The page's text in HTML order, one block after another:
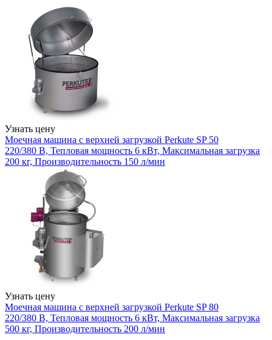
Узнать цену
Моечная машина с верхней загрузкой Perkute SP 50
220/380 В, Тепловая мощность 6 кВт, Максимальная загрузка
200 кг, Производительность 150 л/мин
Узнать цену
Моечная машина с верхней загрузкой Perkute SP 80
220/380 В, Тепловая мощность 6 кВт, Максимальная загрузка
500 кг, Производительность 200 л/мин